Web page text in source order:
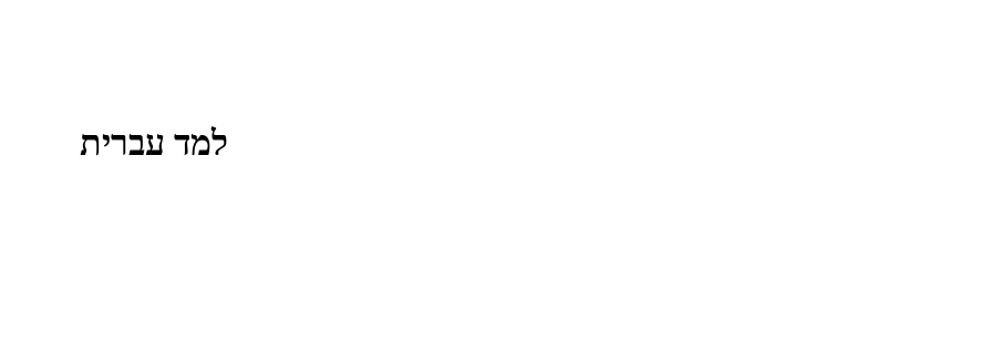
למד עברית